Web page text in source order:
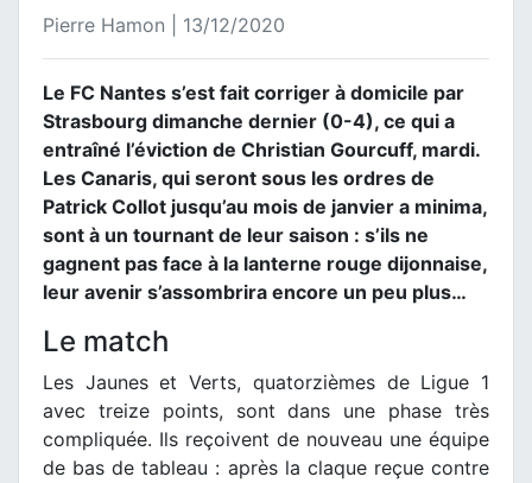
Pierre Hamon | 13/12/2020
Le FC Nantes s’est fait corriger à domicile par
Strasbourg dimanche dernier (0-4), ce qui a
entraîné l’éviction de Christian Gourcuff, mardi.
Les Canaris, qui seront sous les ordres de
Patrick Collot jusqu’au mois de janvier a minima,
sont à un tournant de leur saison : s’ils ne
gagnent pas face à la lanterne rouge dijonnaise,
leur avenir s’assombrira encore un peu plus…
Le match
Les Jaunes et Verts, quatorzièmes de Ligue 1
avec treize points, sont dans une phase très
compliquée. Ils reçoivent de nouveau une équipe
de bas de tableau : après la claque reçue contre